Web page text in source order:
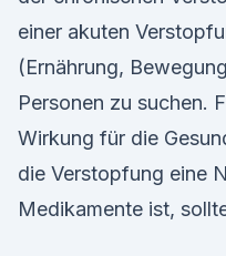
einer akuten
(Ernährung,
Personen zu suchen.
Wirkung für die
die Verstopfung eine
Medikamente ist,